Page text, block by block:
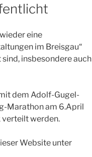
eine
im Breisgau“
insbesondere auch
dem Adolf-Gugel-
Marathon am 6.April
verteilt werden.
Website unter